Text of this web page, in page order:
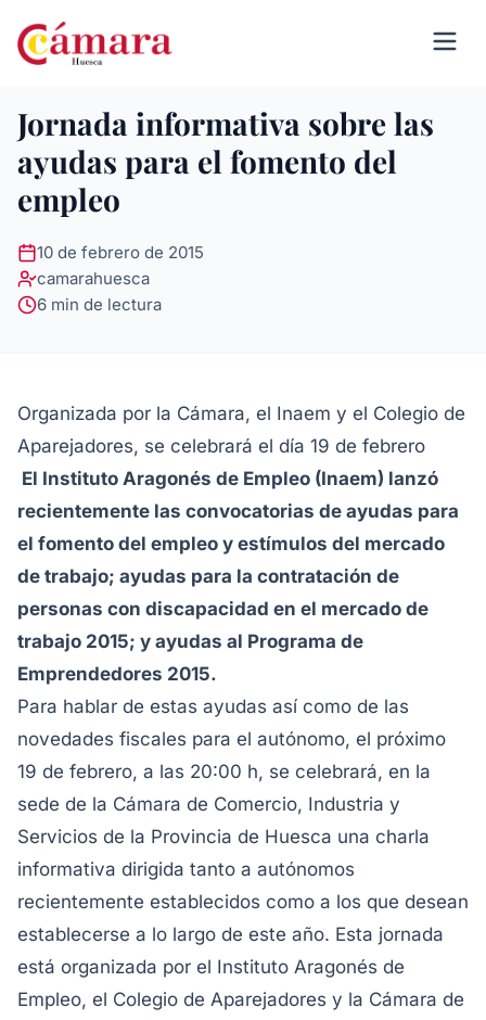
Jornada informativa sobre las
ayudas para el fomento del
empleo
10 de febrero de 2015
camarahuesca
6 min de lectura
Organizada por la Cámara, el Inaem y el Colegio de
Aparejadores, se celebrará el día 19 de febrero
El Instituto Aragonés de Empleo (Inaem) lanzó
recientemente las convocatorias de ayudas para
el fomento del empleo y estímulos del mercado
de trabajo; ayudas para la contratación de
personas con discapacidad en el mercado de
trabajo 2015; y ayudas al Programa de
Emprendedores 2015.
Para hablar de estas ayudas así como de las
novedades fiscales para el autónomo, el próximo
19 de febrero, a las 20:00 h, se celebrará, en la
sede de la Cámara de Comercio, Industria y
Servicios de la Provincia de Huesca una charla
informativa dirigida tanto a autónomos
recientemente establecidos como a los que desean
establecerse a lo largo de este año. Esta jornada
está organizada por el Instituto Aragonés de
Empleo, el Colegio de Aparejadores y la Cámara de